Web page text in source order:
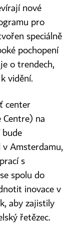
nové
pro
speciálně
pochopení
o trendech,
vidění.
center
Centre) na
bude
v Amsterdamu,
s
spolu do
inovace v
aby zajistily
řetězec.